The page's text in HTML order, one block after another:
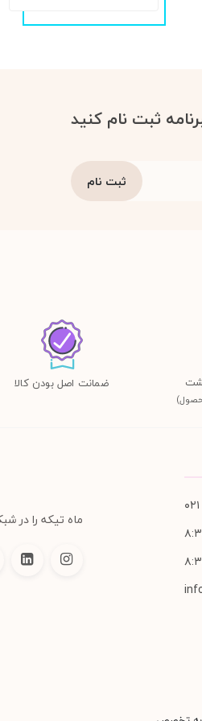
ثبت نام کنید
ضمانت اصل بودن کالا
ماه تیکه را در